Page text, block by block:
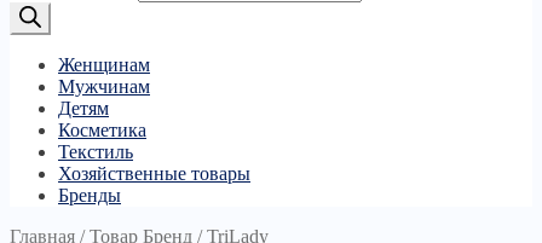
Женщинам
Мужчинам
Детям
Косметика
Текстиль
Хозяйственные товары
Бренды
Главная /Товар Бренд /TriLady